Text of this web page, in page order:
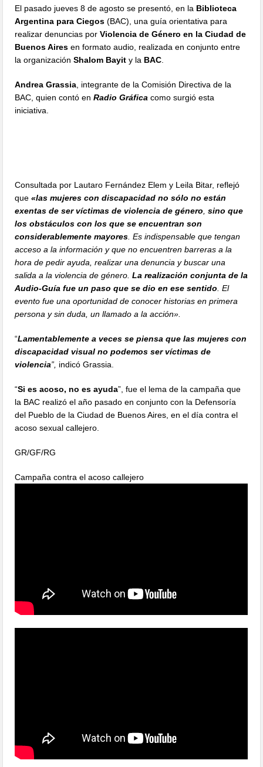
El pasado jueves 8 de agosto se presentó, en la Biblioteca
Argentina para Ciegos (BAC), una guía orientativa para
realizar denuncias porViolencia de Género en la Ciudad de
Buenos Aires en formato audio, realizada en conjunto entre
la organizaciónShalom Bayit y la BAC.
Andrea Grassia, integrante de la Comisión Directiva de la
BAC, quien contó enRadio Gráfica como surgió esta
iniciativa.
Consultada por Lautaro Fernández Elem y Leila Bitar, reflejó
que «las mujeres con discapacidad no sólo no están
exentas de ser víctimas de violencia de género,sino que
los obstáculos con los que se encuentran son
considerablemente mayores. Es indispensable que tengan
acceso a la información y que no encuentren barreras a la
hora de pedir ayuda, realizar una denuncia y buscar una
salida a la violencia de género.La realización conjunta de la
Audio-Guía fue un paso que se dio en ese sentido. El
evento fue una oportunidad de conocer historias en primera
persona y sin duda, un llamado a la acción».
“Lamentablemente a veces se piensa que las mujeres con
discapacidad visual no podemos ser víctimas de
violencia”, indicó Grassia.
“Si es acoso, no es ayuda”, fue el lema de la campaña que
la BAC realizó el año pasado en conjunto con la Defensoría
del Pueblo de la Ciudad de Buenos Aires, en el día contra el
acoso sexual callejero.
GR/GF/RG
Campaña contra el acoso callejero